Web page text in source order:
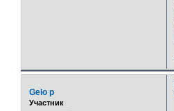
Gelo p
Участник